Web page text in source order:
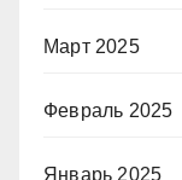
Март 2025
Февраль 2025
Январь 2025